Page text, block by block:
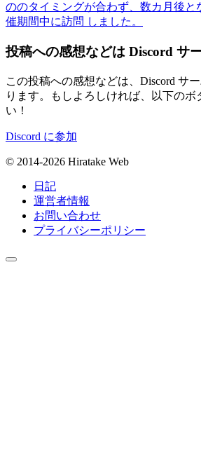
ののタイミングが合わず、数カ月後と
催期間中に訪問 しました。
投稿への感想などは Discord サ
この投稿への感想などは、Discord サ
ります。もしよろしければ、以下のボ
い！
Discord に参加
© 2014-2026 Hiratake Web
日記
運営者情報
お問い合わせ
プライバシーポリシー